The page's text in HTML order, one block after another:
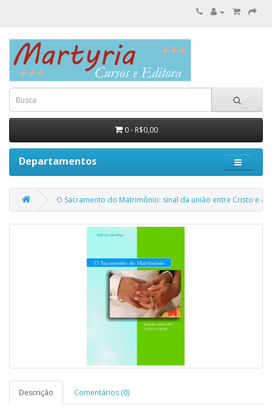
0 - R$0,00
Departamentos
O Sacramento do Matrimônio: sinal da união entre Cristo e a
Descrição Comentários (0)